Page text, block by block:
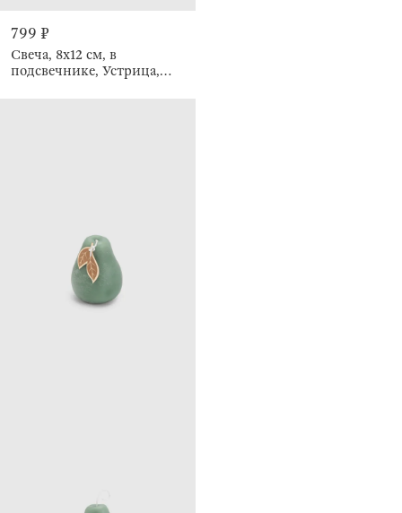
799 ₽
Свеча, 8х12 см, в
подсвечнике, Устрица,